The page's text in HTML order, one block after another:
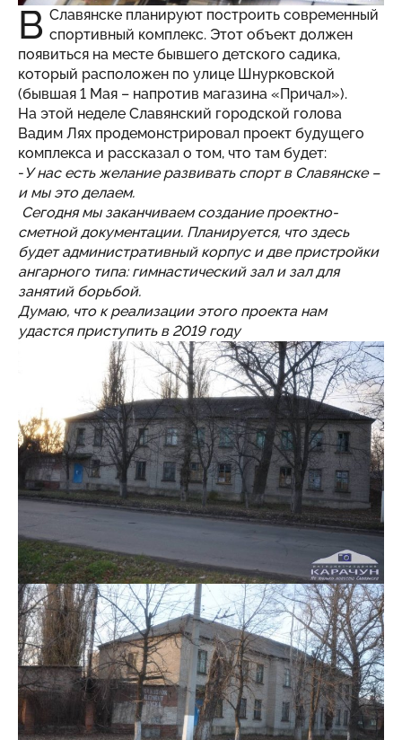
В Славянске планируют построить современный
спортивный комплекс. Этот объект должен
появиться на месте бывшего детского садика,
который расположен по улице Шнурковской
(бывшая 1 Мая – напротив магазина «Причал»).
На этой неделе Славянский городской голова
Вадим Лях продемонстрировал проект будущего
комплекса и рассказал о том, что там будет:
-У нас есть желание развивать спорт в Славянске –
и мы это делаем.
Сегодня мы заканчиваем создание проектно-
сметной документации. Планируется, что здесь
будет административный корпус и две пристройки
ангарного типа: гимнастический зал и зал для
занятий борьбой.
Думаю, что к реализации этого проекта нам
удастся приступить в 2019 году